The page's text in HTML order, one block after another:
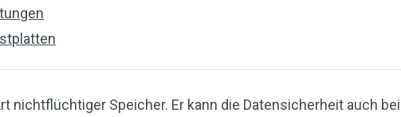
nichtflüchtiger Speicher. Er kann die Datensicherheit auch bei